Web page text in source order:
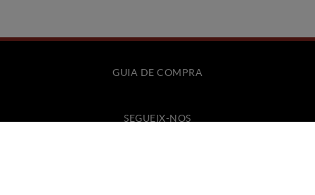
GUIA DE COMPRA
SEGUEIX-NOS